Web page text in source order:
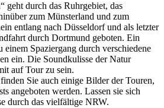
geht durch das Ruhrgebiet, das
zum Münsterland und zum
entlang nach Düsseldorf und als letzter
durch Dortmund geboten. Ein
einem Spaziergang durch verschiedene
ein. Die Soundkulisse der Natur
auf Tour zu sein.
Sie auch einige Bilder der Touren,
angeboten werden. Lassen sie sich
durch das vielfältige NRW.